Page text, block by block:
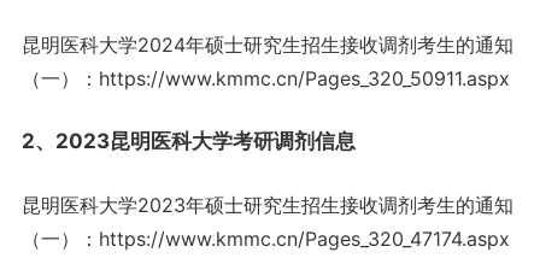
昆明医科大学2024年硕士研究生招生接收调剂考生的通知
（一）：https://www.kmmc.cn/Pages_320_50911.aspx
2、2023昆明医科大学考研调剂信息
昆明医科大学2023年硕士研究生招生接收调剂考生的通知
（一）：https://www.kmmc.cn/Pages_320_47174.aspx